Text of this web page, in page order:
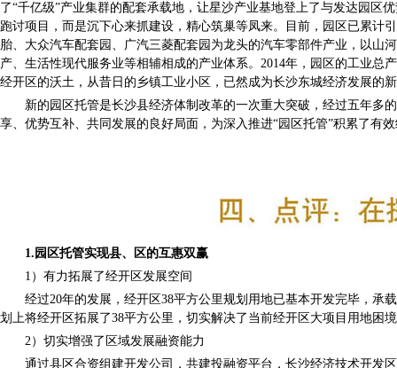
了“千亿级”产业集群的配套承载地，让星沙产业基地登上了与发达园区
跑讨项目，而是沉下心来抓建设，精心筑巢等凤来。目前，园区已累计
胎、大众汽车配套园、广汽三菱配套园为龙头的汽车零部件产业，以山
产、生活性现代服务业等相辅相成的产业体系。2014年，园区的工业总
经开区的沃土，从昔日的乡镇工业小区，已然成为长沙东城经济发展的
新的园区托管是长沙县经济体制改革的一次重大突破，经过五年多的
享、优势互补、共同发展的良好局面，为深入推进“园区托管”积累了有
1.园区托管实现县、区的互惠双赢
1）有力拓展了经开区发展空间
经过20年的发展，经开区38平方公里规划用地已基本开发完毕，承
划上将经开区拓展了38平方公里，切实解决了当前经开区大项目用地困
2）切实增强了区域发展融资能力
通过县区合资组建开发公司，共建投融资平台，长沙经济技术开发